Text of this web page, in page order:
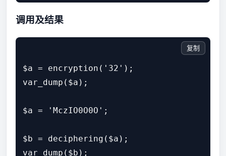
调用及结果
$a = encryption('32');
var_dump($a);
$a = 'MczIO0O0O';
$b = deciphering($a);
复制